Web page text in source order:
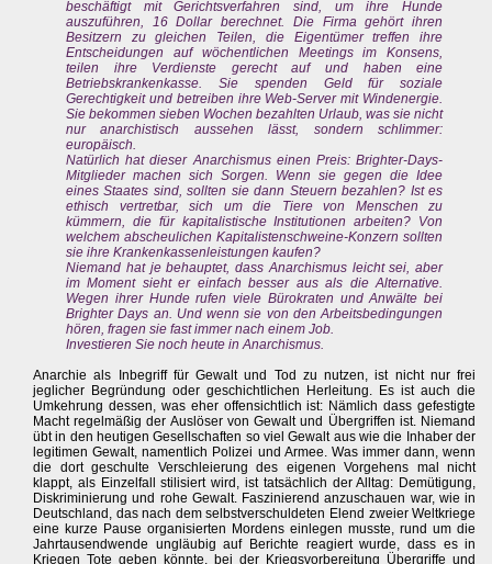
beschäftigt mit Gerichtsverfahren sind, um ihre Hunde
auszuführen, 16 Dollar berechnet. Die Firma gehört ihren
Besitzern zu gleichen Teilen, die Eigentümer treffen ihre
Entscheidungen auf wöchentlichen Meetings im Konsens,
teilen ihre Verdienste gerecht auf und haben eine
Betriebskrankenkasse. Sie spenden Geld für soziale
Gerechtigkeit und betreiben ihre Web-Server mit Windenergie.
Sie bekommen sieben Wochen bezahlten Urlaub, was sie nicht
nur anarchistisch aussehen lässt, sondern schlimmer:
europäisch.
Natürlich hat dieser Anarchismus einen Preis: Brighter-Days-
Mitglieder machen sich Sorgen. Wenn sie gegen die Idee
eines Staates sind, sollten sie dann Steuern bezahlen? Ist es
ethisch vertretbar, sich um die Tiere von Menschen zu
kümmern, die für kapitalistische Institutionen arbeiten? Von
welchem abscheulichen Kapitalistenschweine-Konzern sollten
sie ihre Krankenkassenleistungen kaufen?
Niemand hat je behauptet, dass Anarchismus leicht sei, aber
im Moment sieht er einfach besser aus als die Alternative.
Wegen ihrer Hunde rufen viele Bürokraten und Anwälte bei
Brighter Days an. Und wenn sie von den Arbeitsbedingungen
hören, fragen sie fast immer nach einem Job.
Investieren Sie noch heute in Anarchismus.
Anarchie als Inbegriff für Gewalt und Tod zu nutzen, ist nicht nur frei
jeglicher Begründung oder geschichtlichen Herleitung. Es ist auch die
Umkehrung dessen, was eher offensichtlich ist: Nämlich dass gefestigte
Macht regelmäßig der Auslöser von Gewalt und Übergriffen ist. Niemand
übt in den heutigen Gesellschaften so viel Gewalt aus wie die Inhaber der
legitimen Gewalt, namentlich Polizei und Armee. Was immer dann, wenn
die dort geschulte Verschleierung des eigenen Vorgehens mal nicht
klappt, als Einzelfall stilisiert wird, ist tatsächlich der Alltag: Demütigung,
Diskriminierung und rohe Gewalt. Faszinierend anzuschauen war, wie in
Deutschland, das nach dem selbstverschuldeten Elend zweier Weltkriege
eine kurze Pause organisierten Mordens einlegen musste, rund um die
Jahrtausendwende ungläubig auf Berichte reagiert wurde, dass es in
Kriegen Tote geben könnte, bei der Kriegsvorbereitung Übergriffe und